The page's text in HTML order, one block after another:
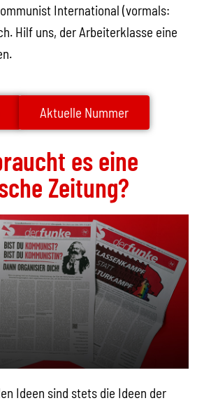
International (vormals:
Hilf uns, der Arbeiterklasse eine
Aktuelle Nummer
es eine
Zeitung?
Ideen sind stets die Ideen der